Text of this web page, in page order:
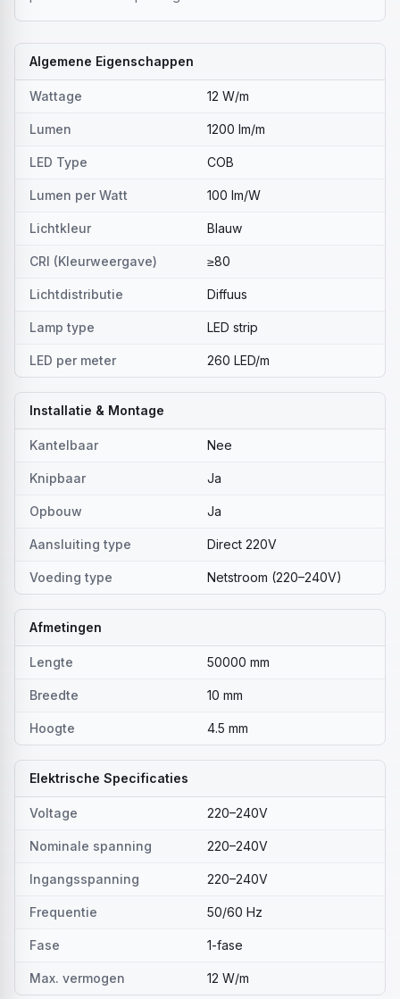
Algemene Eigenschappen
Wattage 12 W/m
Lumen 1200 lm/m
LED Type COB
Lumen per Watt 100 lm/W
Lichtkleur Blauw
CRI (Kleurweergave) ≥80
Lichtdistributie Diffuus
Lamp type LED strip
LED per meter 260 LED/m
Installatie & Montage
Kantelbaar Nee
Knipbaar Ja
Opbouw Ja
Aansluiting type Direct 220V
Voeding type Netstroom (220–240V)
Afmetingen
Lengte 50000 mm
Breedte 10 mm
Hoogte 4.5 mm
Elektrische Specificaties
Voltage 220–240V
Nominale spanning 220–240V
Ingangsspanning 220–240V
Frequentie 50/60 Hz
Fase 1-fase
Max. vermogen 12 W/m